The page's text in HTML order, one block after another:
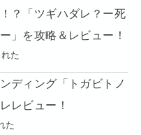
？「ツギハダレ？ー死
」を攻略＆レビュー！
た
ディング「トガビトノ
レビュー！
た